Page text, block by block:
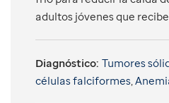
adultos jóvenes que
Diagnóstico: Tumores
células falciformes,